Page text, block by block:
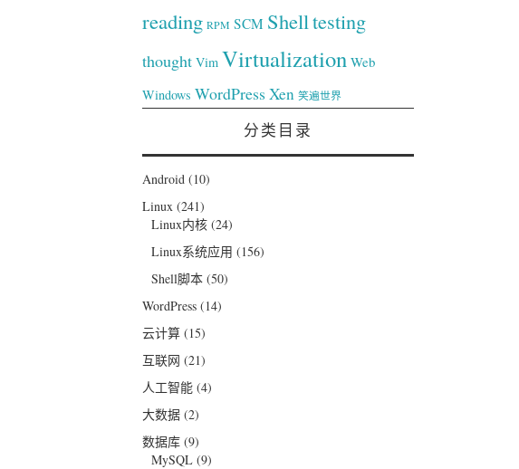
reading RPM SCM Shelltesting
thought Vim Virtualization Web
Windows WordPress Xen 笑遍世界
分类目录
Android(10)
Linux(241)
Linux内核(24)
Linux系统应用 (156)
Shell脚本(50)
WordPress(14)
云计算(15)
互联网 (21)
人工智能(4)
大数据(2)
数据库(9)
MySQL(9)